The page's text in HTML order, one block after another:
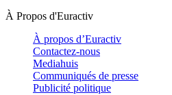
À Propos d'Euractiv
À propos d’Euractiv
Contactez-nous
Mediahuis
Communiqués de presse
Publicité politique